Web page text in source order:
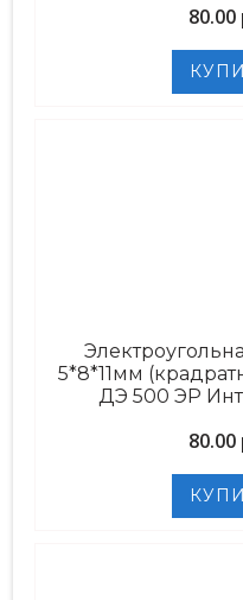
80.00
5*8*11мм
ДЭ 500 ЭР
80.00